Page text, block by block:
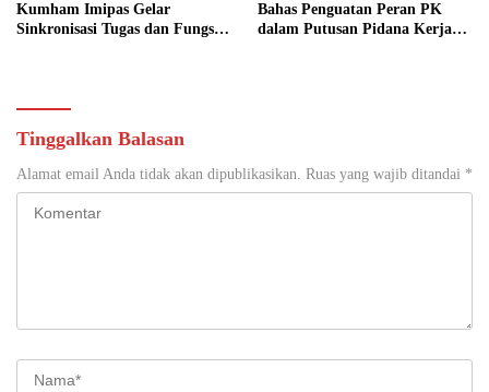
Kumham Imipas Gelar
Sinkronisasi Tugas dan Fungsi
Bahas Penguatan Peran PK
dalam Putusan Pidana Kerja
Tinggalkan Balasan
Alamat email Anda tidak akan dipublikasikan. Ruas yang wajib ditandai *